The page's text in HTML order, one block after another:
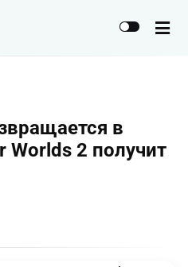
в
Worlds 2 получит